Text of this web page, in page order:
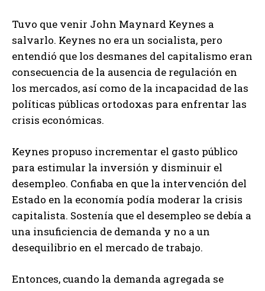
Tuvo que venir John Maynard Keynes a
salvarlo. Keynes no era un socialista, pero
entendió que los desmanes del capitalismo eran
consecuencia de la ausencia de regulación en
los mercados, así como de la incapacidad de las
políticas públicas ortodoxas para enfrentar las
crisis económicas.
Keynes propuso incrementar el gasto público
para estimular la inversión y disminuir el
desempleo. Confiaba en que la intervención del
Estado en la economía podía moderar la crisis
capitalista. Sostenía que el desempleo se debía a
una insuficiencia de demanda y no a un
desequilibrio en el mercado de trabajo.
Entonces, cuando la demanda agregada se